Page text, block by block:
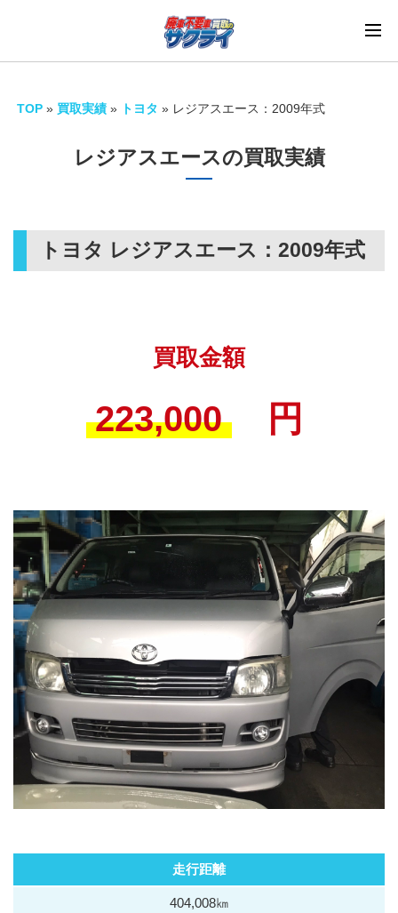
TOP » 買取実績 » トヨタ » レジアスエース：2009年式
レジアスエースの買取実績
トヨタ レジアスエース： 2009年式
買取金額
223,000 円
走行距離
404,008㎞